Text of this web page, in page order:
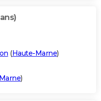
(Haute-Marne)
)